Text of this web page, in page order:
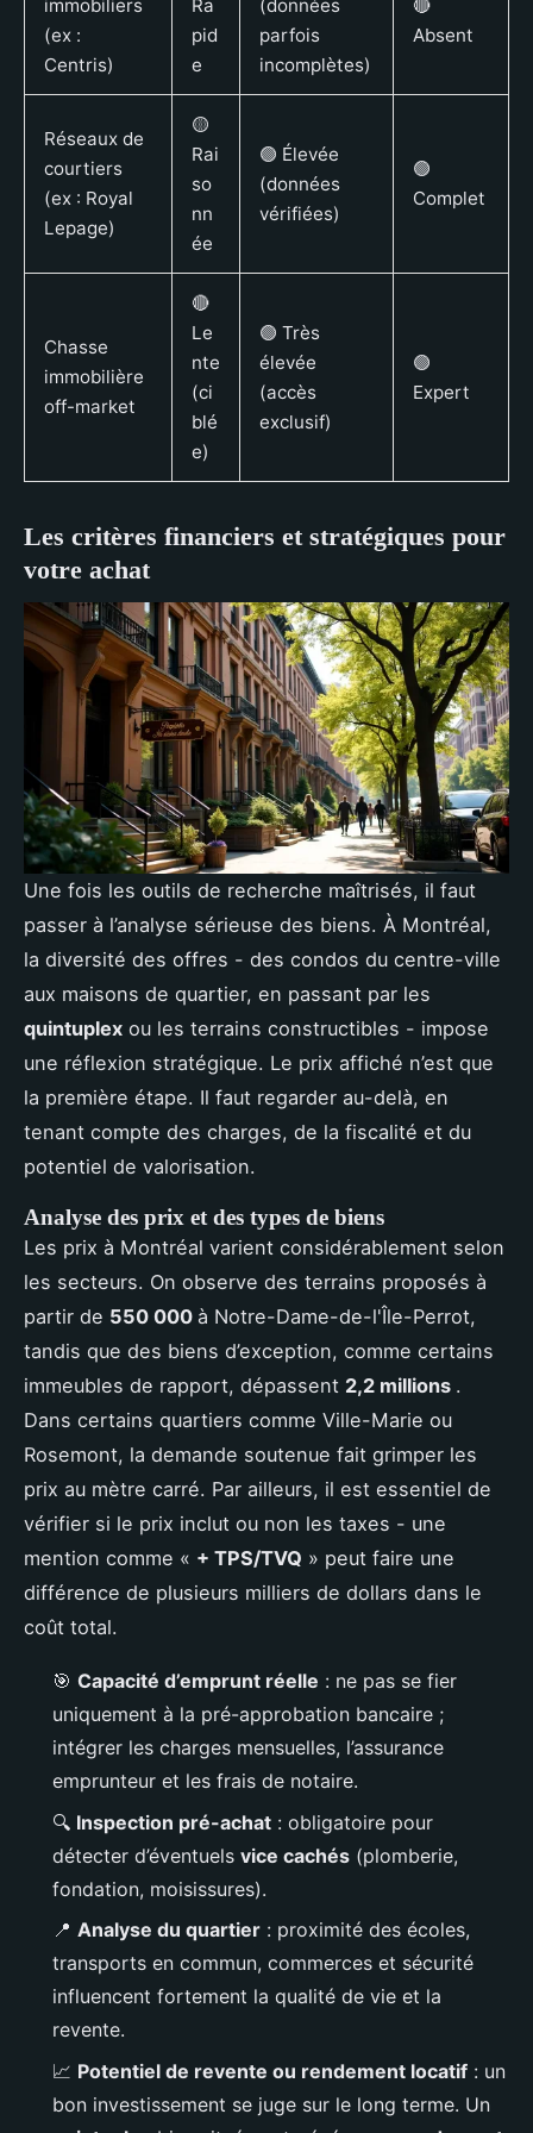
immobiliers
(ex :
Centris)
Ra
pid
e
(données
parfois
incomplètes)
🔴
Absent
Réseaux de
courtiers
(ex : Royal
Lepage)
🟡
Rai
so
nn
ée
🟢 Élevée
(données
vérifiées)
🟢
Complet
Chasse
immobilière
off-market
🔴
Le
nte
(ci
blé
e)
🟢 Très
élevée
(accès
exclusif)
🟢
Expert
Les critères financiers et stratégiques pour
votre achat
Une fois les outils de recherche maîtrisés, il faut
passer à l’analyse sérieuse des biens. À Montréal,
la diversité des offres - des condos du centre-ville
aux maisons de quartier, en passant par les
quintuplex ou les terrains constructibles - impose
une réflexion stratégique. Le prix affiché n’est que
la première étape. Il faut regarder au-delà, en
tenant compte des charges, de la fiscalité et du
potentiel de valorisation.
Analyse des prix et des types de biens
Les prix à Montréal varient considérablement selon
les secteurs. On observe des terrains proposés à
partir de 550 000 à Notre-Dame-de-l'Île-Perrot,
tandis que des biens d’exception, comme certains
immeubles de rapport, dépassent 2,2 millions .
Dans certains quartiers comme Ville-Marie ou
Rosemont, la demande soutenue fait grimper les
prix au mètre carré. Par ailleurs, il est essentiel de
vérifier si le prix inclut ou non les taxes - une
mention comme « + TPS/TVQ » peut faire une
différence de plusieurs milliers de dollars dans le
coût total.
🎯 Capacité d’emprunt réelle : ne pas se fier
uniquement à la pré-approbation bancaire ;
intégrer les charges mensuelles, l’assurance
emprunteur et les frais de notaire.
🔍 Inspection pré-achat : obligatoire pour
détecter d’éventuels vice cachés (plomberie,
fondation, moisissures).
📍 Analyse du quartier : proximité des écoles,
transports en commun, commerces et sécurité
influencent fortement la qualité de vie et la
revente.
📈 Potentiel de revente ou rendement locatif : un
bon investissement se juge sur le long terme. Un